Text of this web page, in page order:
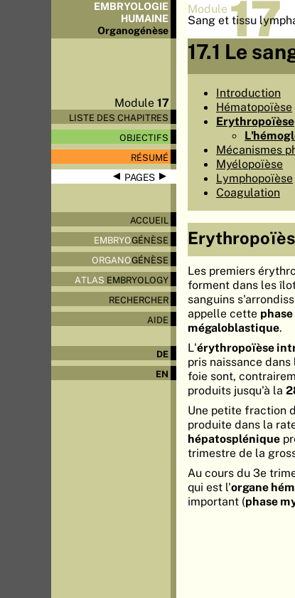
EMBRYOLOGIE
HUMAINE
Organogénèse
Module17
LISTE DES CHAPITRES
OBJECTIFS
RÉSUMÉ
◀ PAGES▶
ACCUEIL
EMBRYOGÉNÈSE
ORGANOGÉNÈSE
ATLAS EMBRYOLOGY
RECHERCHER
AIDE
DE
EN
Module 17
Sang et tissu
17.1 Le
Introduction
Hématopoïèse
Erythropoïèse
Mécanismes
Myélopoïèse
Lymphopoïèse
Coagulation
Les premiers
forment dans les
sanguins
appelle cette
mégaloblastique.
L'érythropoïèse
pris naissance dans
foie sont,
produits jusqu'à la
Une petite fraction
produite dans la
hépatosplénique
trimestre de la
Au cours du 3e
qui est l'organe
important (phase